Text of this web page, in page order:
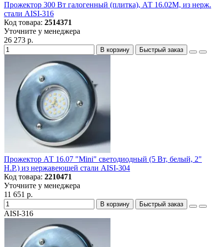
Прожектор 300 Вт галогенный (плитка), АТ 16.02M, из нерж.
стали AISI-316
Код товара: 2514371
Уточните у менеджера
26 273 р.
В корзину Быстрый заказ
Прожектор АТ 16.07 "Mini" светодиодный (5 Вт, белый, 2"
Н.Р.) из нержавеющей стали AISI-304
Код товара: 2210471
Уточните у менеджера
11 651 р.
В корзину Быстрый заказ
AISI-316